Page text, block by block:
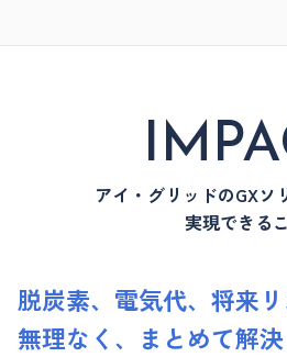
アイ・グリッドのGXソ
実現できる
脱炭素、電気代、将来リ
無理なく、まとめて解決